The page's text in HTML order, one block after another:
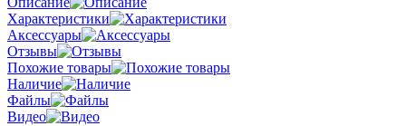
Характеристики
Аксессуары
Отзывы
Похожие товары
Наличие
Файлы
Видео